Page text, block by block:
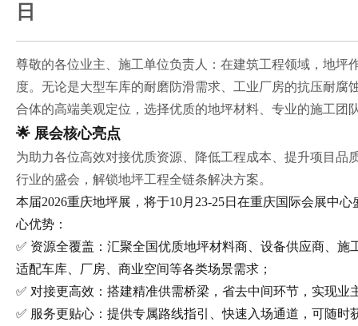
日
尊敬的各位业主、施工单位负责人： 在建筑工程领域，地坪
度。无论是大型车库的耐磨防滑需求、工业厂房的抗压耐
合体的高端美观定位，选择优质的地坪材料、专业的施工团
🌟 展会核心亮点
为助力各位高效对接优质资源、降低工程成本、提升项目
行业的盛会，解锁地坪工程全链条解决方案。
本届2026重庆地坪展，将于10月23-25日 在重庆国际会展中心
心优势：
✅ 资源全覆盖：汇聚全国优质地坪材料商、设备供应商、
适配车库、厂房、商业空间等各类场景需求；
✅ 对接更高效：搭建精准供需桥梁，省去中间环节，实现
✅ 服务更贴心：提供专属路线指引、快速入场通道，可随